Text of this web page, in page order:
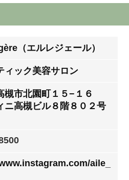
（エルレジェール）
ィック美容サロン
槻市北園町１５−１６
ニ高槻ビル８階８０２号
aile_